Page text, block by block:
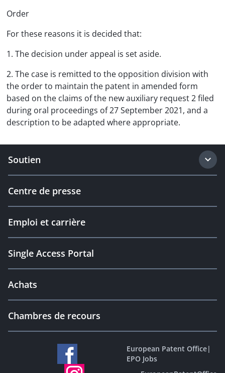
Order
For these reasons it is decided that:
1. The decision under appeal is set aside.
2. The case is remitted to the opposition division with
the order to maintain the patent in amended form
based on the claims of the new auxiliary request 2 filed
during oral proceedings of 27 September 2021, and a
description to be adapted where appropriate.
Soutien
Centre de presse
Emploi et carrière
Single Access Portal
Achats
Chambres de recours
European Patent Office|
EPO Jobs